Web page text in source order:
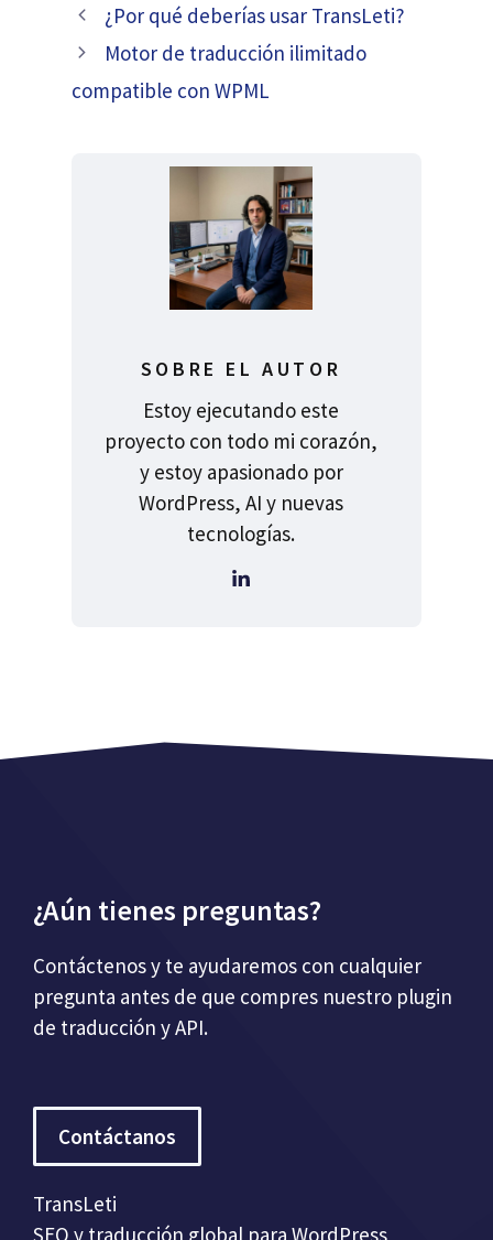
¿Por qué deberías usar TransLeti?
Motor de traducción ilimitado
compatible con WPML
SOBRE EL AUTOR
Estoy ejecutando este
proyecto con todo mi corazón,
y estoy apasionado por
WordPress, AI y nuevas
tecnologías.
¿Aún tienes preguntas?
Contáctenos y te ayudaremos con cualquier
pregunta antes de que compres nuestro plugin
de traducción y API.
Contáctanos
TransLeti